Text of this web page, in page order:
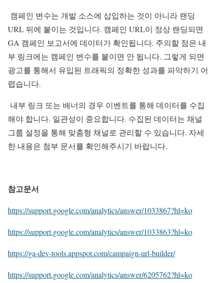
캠페인 변수는 개발 소스에 삽입하는 것이 아니라 랜딩
URL 뒤에 붙이는 것입니다. 캠페인 URL이 정상 랜딩되면
GA 캠페인 보고서에 데이터가 확인됩니다. 주의할 점은 내
부 링크에는 캠페인 변수를 붙이면 안 됩니다. 그렇게 되면
광고를 통해서 유입된 트래픽의 정확한 성과를 파악하기 어
렵습니다.
내부 링크 또는 배너의 경우 이벤트를 통해 데이터를 수집
해야 합니다. 일관성이 중요합니다. 수집된 데이터는 채널
그룹 설정을 통해 맞춤형 채널로 관리할 수 있습니다. 자세
한 내용은 첨부 문서를 확인해주시기 바랍니다.
참고문서
https://support.google.com/analytics/answer/1033867?hl=ko
https://support.google.com/analytics/answer/1033863?hl=ko
https://ga-dev-tools.appspot.com/campaign-url-builder/
https://support.google.com/analytics/answer/6205762?hl=ko